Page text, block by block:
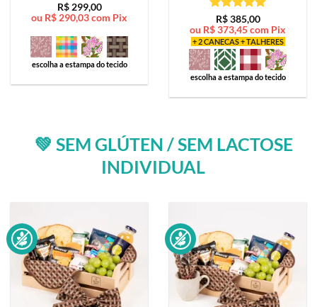
Avaliação5
de 5
R$299,00
ou R$ 290,03com Pix
escolha a estampa do tecido
Avaliação5
de 5
R$385,00
ou R$373,45com Pix
+ 2 CANECAS + TALHERES
escolha a estampa do tecido
💚 SEM GLÚTEN / SEM LACTOSE
INDIVIDUAL